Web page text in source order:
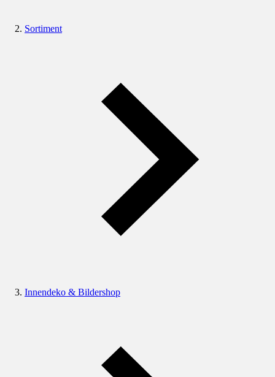
Sortiment
Innendeko & Bildershop